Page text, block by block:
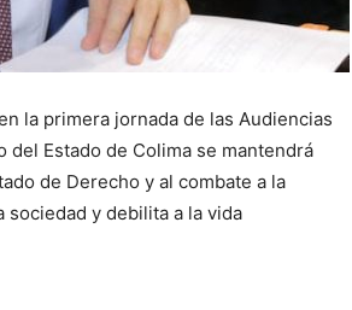
la primera jornada de las Audiencias
del Estado de Colima se mantendrá
de Derecho y al combate a la
y debilita a la vida